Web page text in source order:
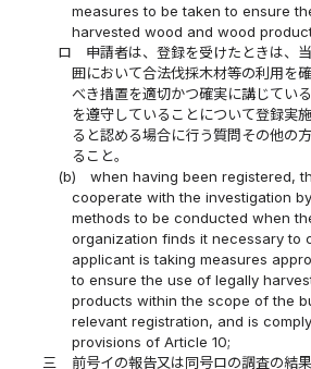
measures to be taken to ensure
harvested wood and wood
ロ
申請者は、登録を受けたときは、
囲において合法伐採木材等の利用を
べき措置を適切かつ確実に講じてい
を遵守していることについて登録実
ると認める場合に行う質問その他の
ること。
(b)
when having been registered,
cooperate with the investigation
methods to be conducted when
organization finds it necessary to
applicant is taking measures
to ensure the use of legally
products within the scope of the
relevant registration, and is
provisions of Article 10;
三
前号イの報告又は同号ロの調査の結